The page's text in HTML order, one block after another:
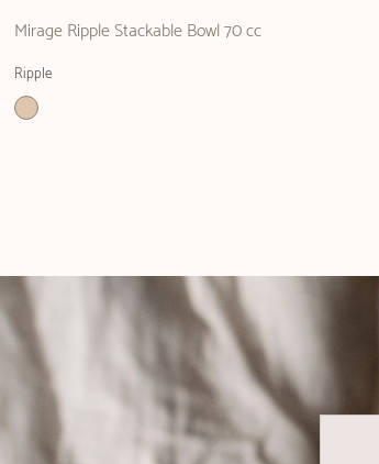
Mirage Ripple Stackable Bowl 70 cc
Ripple